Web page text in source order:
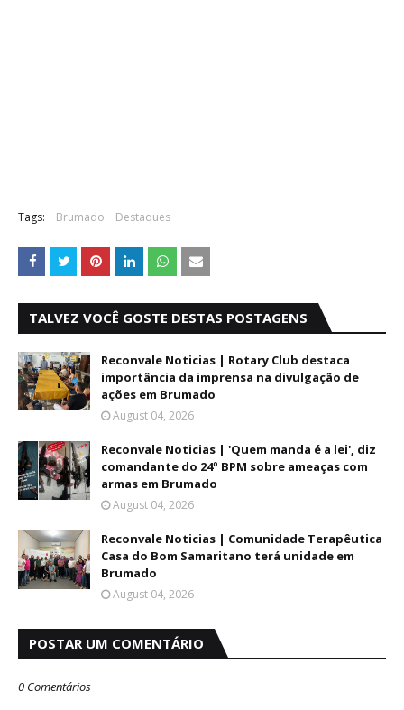
Tags: Brumado Destaques
TALVEZ VOCÊ GOSTE DESTAS POSTAGENS
Reconvale Noticias | Rotary Club destaca
importância da imprensa na divulgação de
ações em Brumado
August 04, 2026
Reconvale Noticias | 'Quem manda é a lei', diz
comandante do 24º BPM sobre ameaças com
armas em Brumado
August 04, 2026
Reconvale Noticias | Comunidade Terapêutica
Casa do Bom Samaritano terá unidade em
Brumado
August 04, 2026
POSTAR UM COMENTÁRIO
0 Comentários